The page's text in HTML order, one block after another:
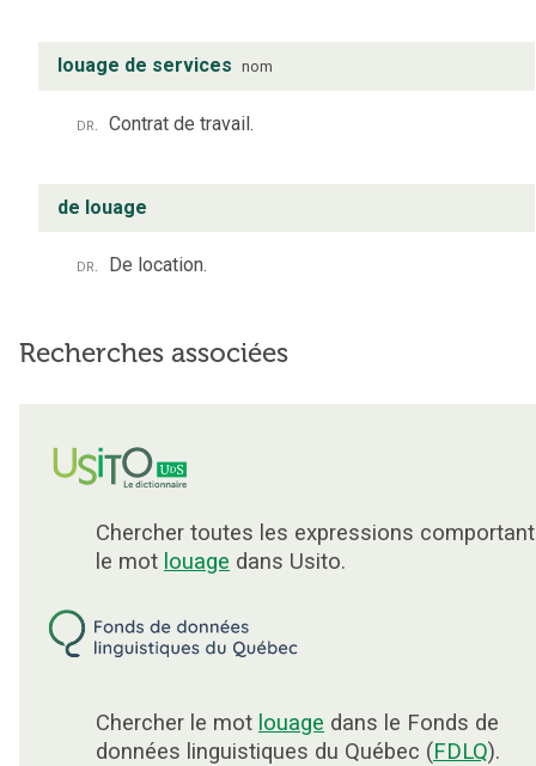
louage de services nom
dr. Contrat de travail.
de louage
dr. De location.
Recherches associées
Chercher toutes les expressions comportant
le mot louage dans Usito.
Chercher le mot louage dans le Fonds de
données linguistiques du Québec (FDLQ).